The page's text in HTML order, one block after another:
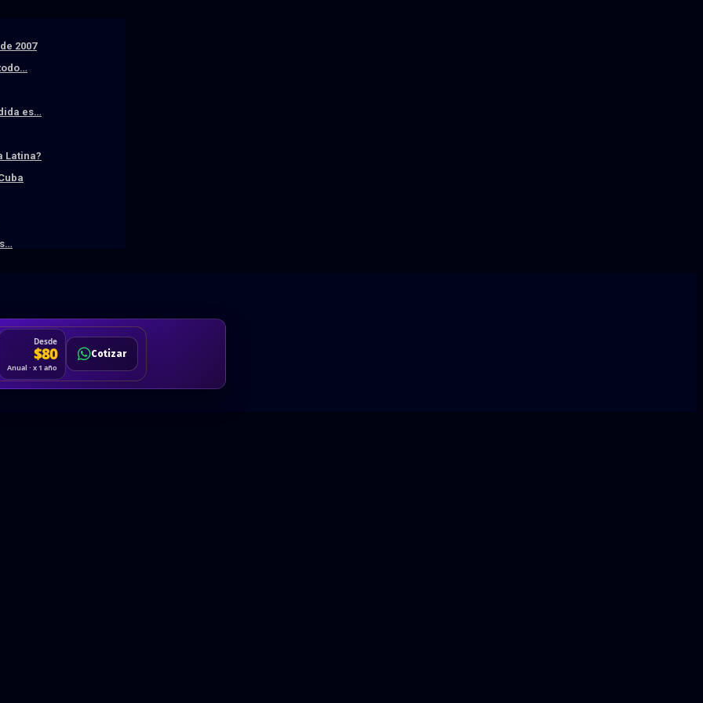
2007
es…
Latina?
Desde
$80
Anual · x 1 año
Cotizar
Cotizar
Hablemos
Solicitar